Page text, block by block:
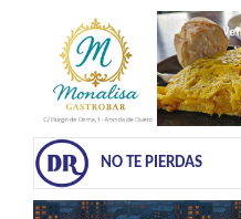
NO TE PIERDAS